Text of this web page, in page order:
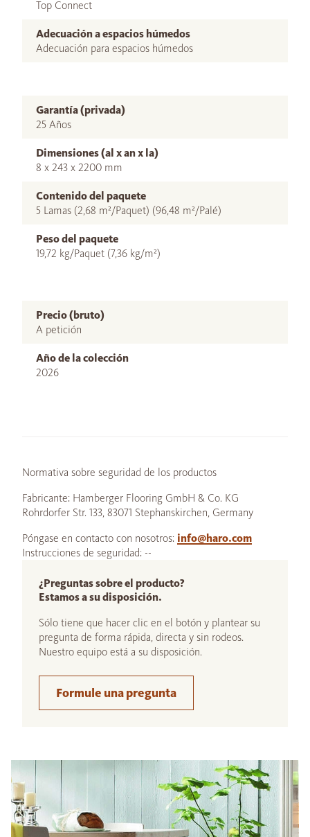
Top Connect
Adecuación a espacios húmedos
Adecuación para espacios húmedos
Garantía (privada)
25 Años
Dimensiones (al x an x la)
8 x 243 x 2200 mm
Contenido del paquete
5 Lamas (2,68 m²/Paquet) (96,48 m²/Palé)
Peso del paquete
19,72 kg/Paquet (7,36 kg/m²)
Precio (bruto)
A petición
Año de la colección
2026
Normativa sobre seguridad de los productos
Fabricante: Hamberger Flooring GmbH & Co. KG
Rohrdorfer Str. 133, 83071 Stephanskirchen, Germany
Póngase en contacto con nosotros: info@haro.com
Instrucciones de seguridad: --
¿Preguntas sobre el producto?
Estamos a su disposición.
Sólo tiene que hacer clic en el botón y plantear su
pregunta de forma rápida, directa y sin rodeos.
Nuestro equipo está a su disposición.
Formule una pregunta